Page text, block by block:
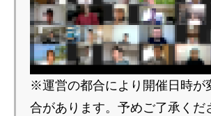
※運営の都合により開催日時が
合があります。予めご了承くだ